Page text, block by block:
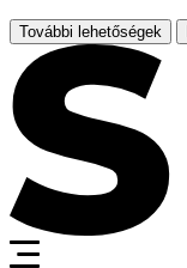
További lehetőségek